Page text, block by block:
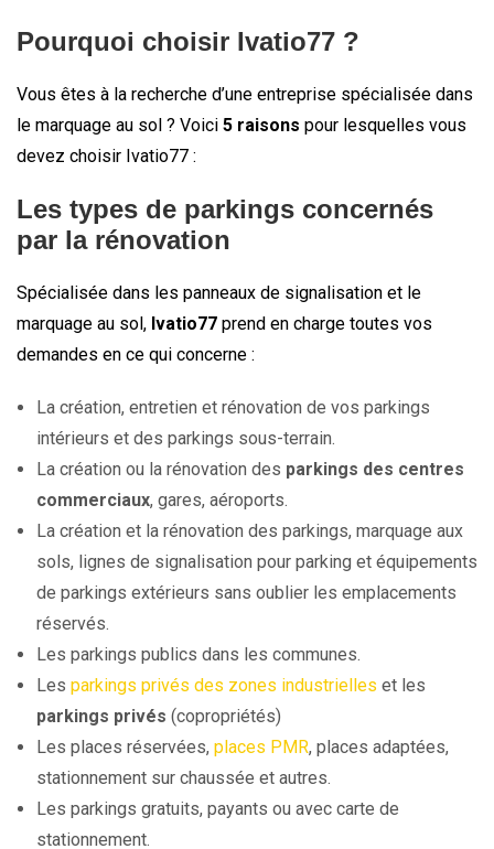
Pourquoi choisir Ivatio77 ?
Vous êtes à la recherche d’une entreprise spécialisée dans
le marquage au sol ? Voici 5 raisons pour lesquelles vous
devez choisir Ivatio77 :
Les types de parkings concernés
par la rénovation
Spécialisée dans les panneaux de signalisation et le
marquage au sol, Ivatio77 prend en charge toutes vos
demandes en ce qui concerne :
La création, entretien et rénovation de vos parkings
intérieurs et des parkings sous-terrain.
La création ou la rénovation des parkings des centres
commerciaux, gares, aéroports.
La création et la rénovation des parkings, marquage aux
sols, lignes de signalisation pour parking et équipements
de parkings extérieurs sans oublier les emplacements
réservés.
Les parkings publics dans les communes.
Les parkings privés des zones industrielles et les
parkings privés (copropriétés)
Les places réservées, places PMR, places adaptées,
stationnement sur chaussée et autres.
Les parkings gratuits, payants ou avec carte de
stationnement.